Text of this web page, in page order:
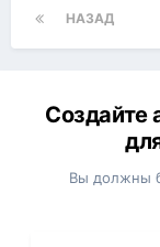
НАЗАД
Создайте
Вы должны